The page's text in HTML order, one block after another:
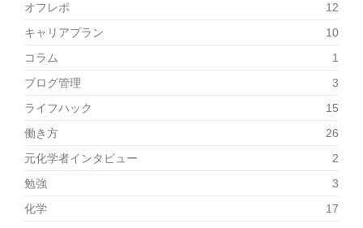
オフレポ
12
キャリアプラン
10
コラム
1
ブログ管理
3
ライフハック
15
働き方
26
元化学者インタビュー
2
勉強
3
化学
17